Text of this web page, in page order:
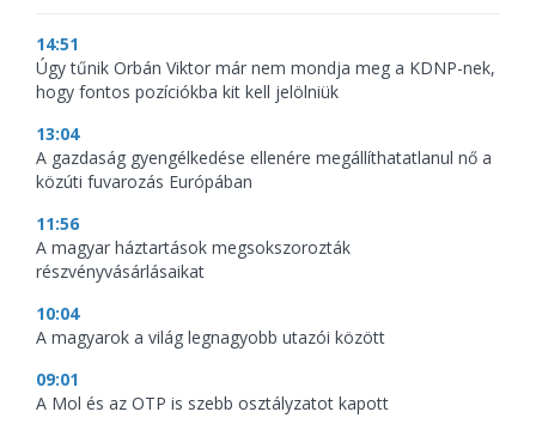
14:51
Úgy tűnik Orbán Viktor már nem mondja meg a KDNP-nek,
hogy fontos pozíciókba kit kell jelölniük
13:04
A gazdaság gyengélkedése ellenére megállíthatatlanul nő a
közúti fuvarozás Európában
11:56
A magyar háztartások megsokszorozták
részvényvásárlásaikat
10:04
A magyarok a világ legnagyobb utazói között
09:01
A Mol és az OTP is szebb osztályzatot kapott